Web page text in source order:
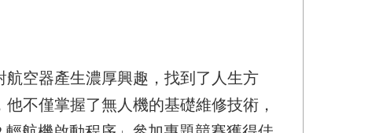
空器產生濃厚興趣，找到了人生方
不僅掌握了無人機的基礎維修技術，